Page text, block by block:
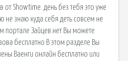
от Showtime. день без тебя это уже
не знаю куда себя деть совсем не
портале Зайцев.нет Вы можете
бесплатно В этом разделе Вы
Ваенги онлайн бесплатно или